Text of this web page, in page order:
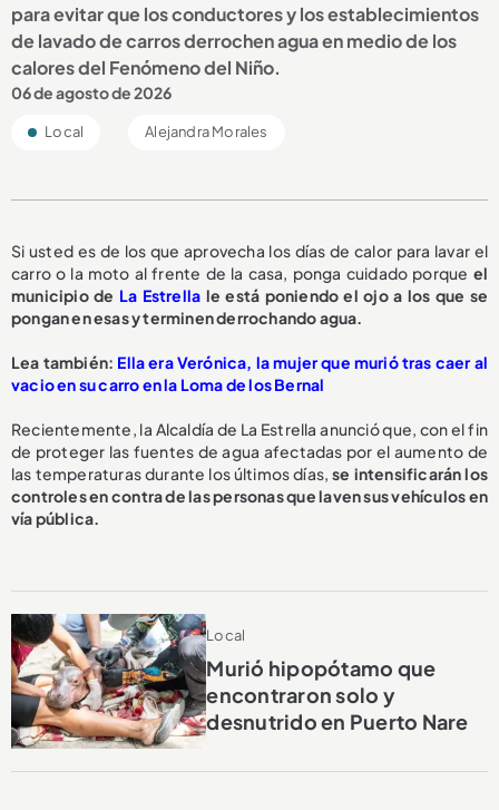
para evitar que los conductores y los establecimientos
de lavado de carros derrochen agua en medio de los
calores del Fenómeno del Niño.
06 de agosto de 2026
Local Alejandra Morales
Si usted es de los que aprovecha los días de calor para lavar el
carro o la moto al frente de la casa, ponga cuidado porque el
municipio de La Estrella le está poniendo el ojo a los que se
pongan en esas y terminen derrochando agua.
Lea también: Ella era Verónica, la mujer que murió tras caer al
vacio en su carro en la Loma de los Bernal
Recientemente, la Alcaldía de La Estrella anunció que, con el fin
de proteger las fuentes de agua afectadas por el aumento de
las temperaturas durante los últimos días, se intensificarán los
controles en contra de las personas que laven sus vehículos en
vía pública.
Local
Murió hipopótamo que
encontraron solo y
desnutrido en Puerto Nare